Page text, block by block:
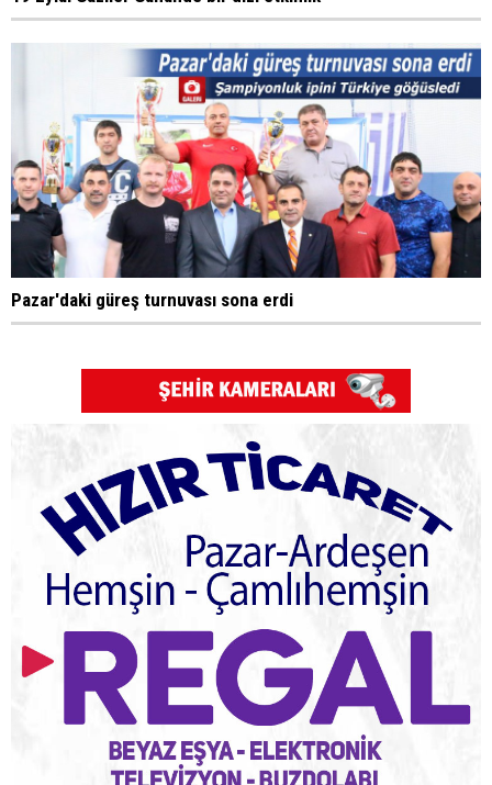
Pazar'daki güreş turnuvası sona erdi